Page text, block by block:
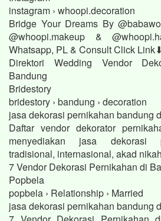
instagram › whoopi.decoration
Bridge Your Dreams By
@whoopi.makeup &
Whatsapp, PL & Consult Click
Direktori Wedding Vendor
Bandung
Bridestory
bridestory › bandung › decoration
jasa dekorasi pernikahan bandung
Daftar vendor dekorator
menyediakan jasa dekorasi
tradisional, internasional, akad
7 Vendor Dekorasi Pernikahan di
Popbela
popbela › Relationship › Married
jasa dekorasi pernikahan bandung